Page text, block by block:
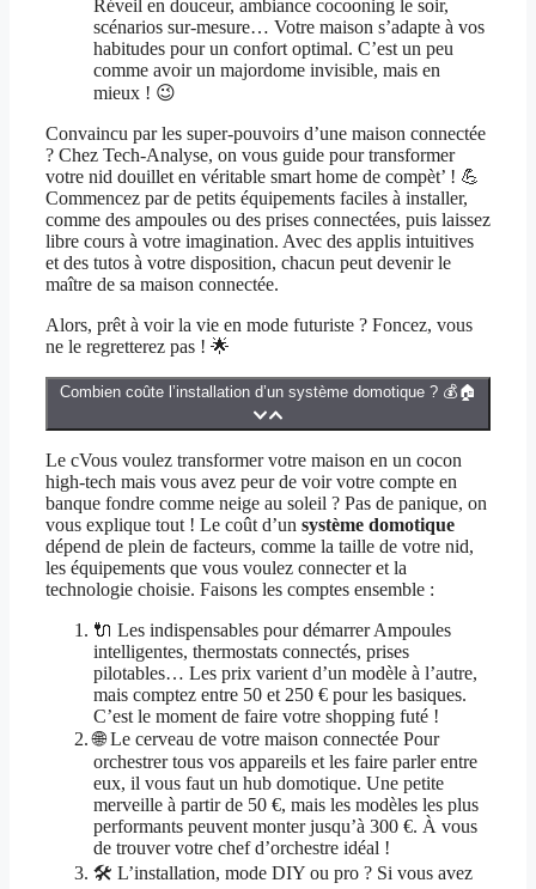
Réveil en douceur, ambiance cocooning le soir,
scénarios sur-mesure… Votre maison s’adapte à vos
habitudes pour un confort optimal. C’est un peu
comme avoir un majordome invisible, mais en
mieux ! 😉
Convaincu par les super-pouvoirs d’une maison connectée
? Chez Tech-Analyse, on vous guide pour transformer
votre nid douillet en véritable smart home de compèt’ ! 💪
Commencez par de petits équipements faciles à installer,
comme des ampoules ou des prises connectées, puis laissez
libre cours à votre imagination. Avec des applis intuitives
et des tutos à votre disposition, chacun peut devenir le
maître de sa maison connectée.
Alors, prêt à voir la vie en mode futuriste ? Foncez, vous
ne le regretterez pas ! 🌟
Combien coûte l’installation d’un système domotique ? 💰🏠
Le cVous voulez transformer votre maison en un cocon
high-tech mais vous avez peur de voir votre compte en
banque fondre comme neige au soleil ? Pas de panique, on
vous explique tout ! Le coût d’un système domotique
dépend de plein de facteurs, comme la taille de votre nid,
les équipements que vous voulez connecter et la
technologie choisie. Faisons les comptes ensemble :
🔌 Les indispensables pour démarrer Ampoules
intelligentes, thermostats connectés, prises
pilotables… Les prix varient d’un modèle à l’autre,
mais comptez entre 50 et 250 € pour les basiques.
C’est le moment de faire votre shopping futé !
🌐 Le cerveau de votre maison connectée Pour
orchestrer tous vos appareils et les faire parler entre
eux, il vous faut un hub domotique. Une petite
merveille à partir de 50 €, mais les modèles les plus
performants peuvent monter jusqu’à 300 €. À vous
de trouver votre chef d’orchestre idéal !
🛠️ L’installation, mode DIY ou pro ? Si vous avez